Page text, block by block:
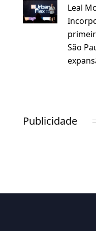
Leal
São
Publicidade